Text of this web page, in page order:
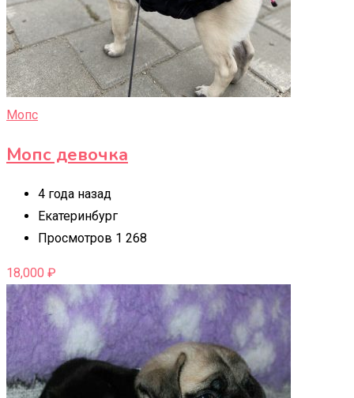
Мопс
Мопс девочка
4 года назад
Екатеринбург
Просмотров 1 268
18,000 ₽